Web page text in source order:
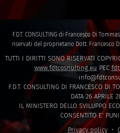
F.D.T. CONSULTING di Francesco Di
riservati del proprietario Dott. Francesco DI
TUTTI I DIRITTI SONO RISERVATI
www.fdtcosnulting.eu PEC
F.D.T. CONSULTING DI FRANCESCO DI
DATA 26 APRILE
IL MINISTERO DELLO SVILUPPO
CONSENTITO E'
Privacy policy